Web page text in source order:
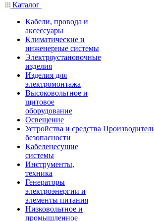
Каталог
Кабели, провода и
аксессуары
Климатические и
инженерные системы
Электроустановочные
изделия
Изделия для
электромонтажа
Высоковольтное и
щитовое
оборудование
Освещение
Устройства и средства
безопасности
Кабеленесущие
системы
Инструменты,
техника
Генераторы
электроэнергии и
элементы питания
Низковольтное и
промышленное